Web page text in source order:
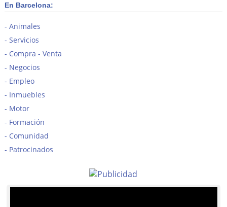
En Barcelona:
Animales
Servicios
Compra - Venta
Negocios
Empleo
Inmuebles
Motor
Formación
Comunidad
Patrocinados